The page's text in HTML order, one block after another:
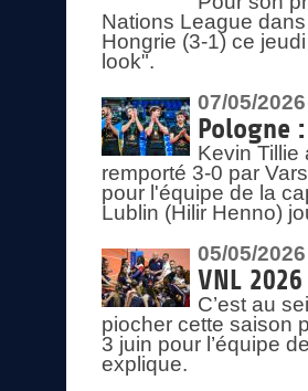
Nations League
Hongrie (3-1) ce
look".
07/05/2026
Pologne
Kevin Tillie
remporté 3-0 par
pour l'équipe de la
Lublin (Hilir Henno)
05/05/2026
VNL
C’est au
piocher cette saison
3 juin pour l’équipe
explique.